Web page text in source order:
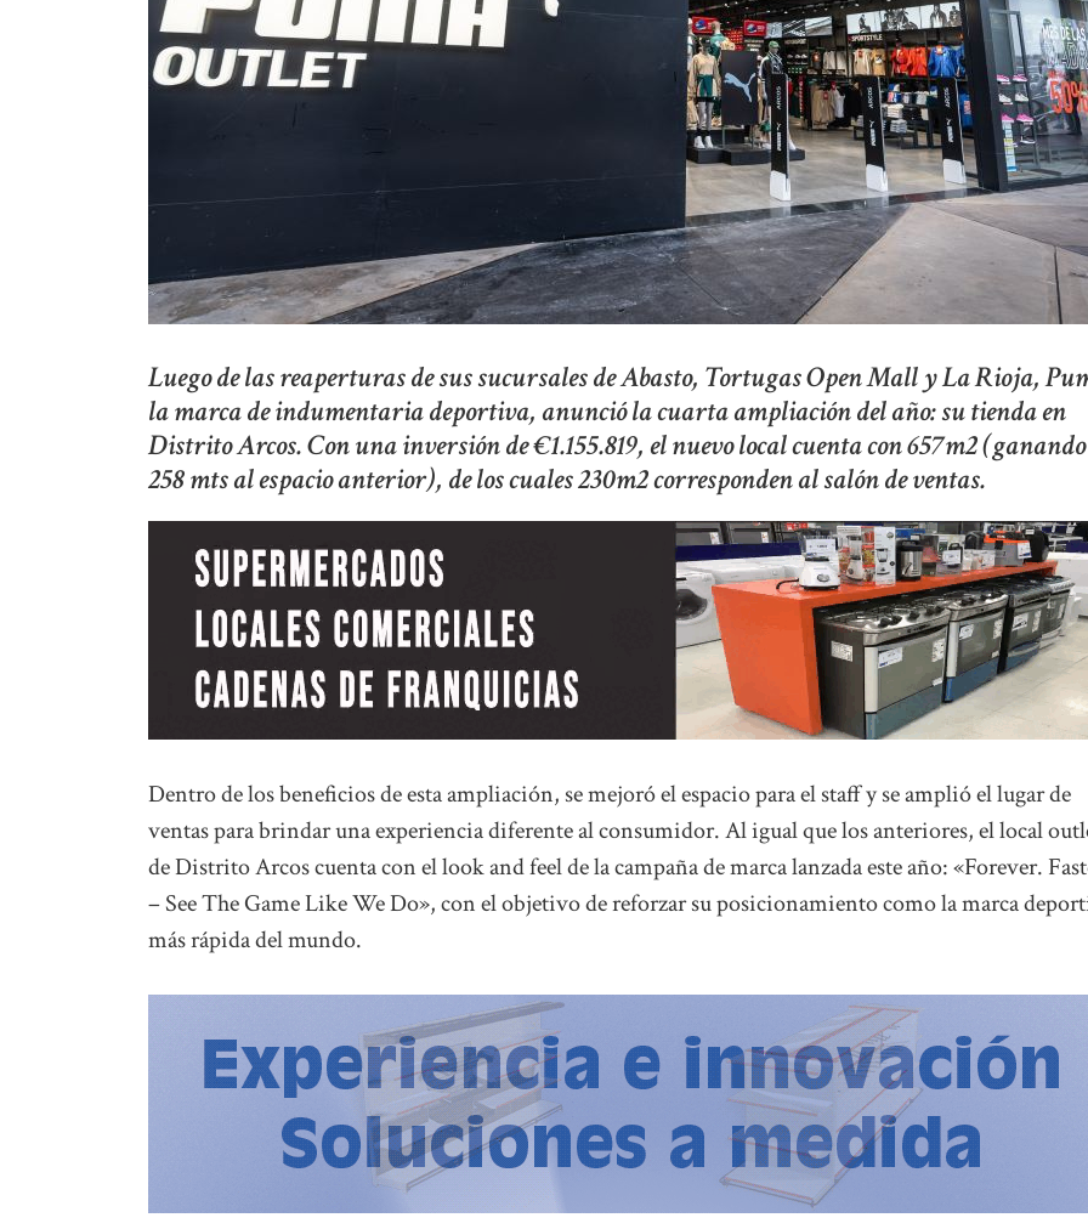
Luego de las reaperturas de sus sucursales de Abasto, Tortugas Open Mall y La Rioja,
la marca de indumentaria deportiva, anunció la cuarta ampliación del año: su tienda en
Distrito Arcos. Con una inversión de €1.155.819, el nuevo local cuenta con 657m2 (ganando
258 mts al espacio anterior), de los cuales 230m2 corresponden al salón de ventas.
Dentro de los beneficios de esta ampliación, se mejoró el espacio para el staff y se amplió el lugar de
ventas para brindar una experiencia diferente al consumidor. Al igual que los anteriores, el local
de Distrito Arcos cuenta con el look and feel de la campaña de marca lanzada este año: «Forever.
– See The Game Like We Do», con el objetivo de reforzar su posicionamiento como la marca
más rápida del mundo.